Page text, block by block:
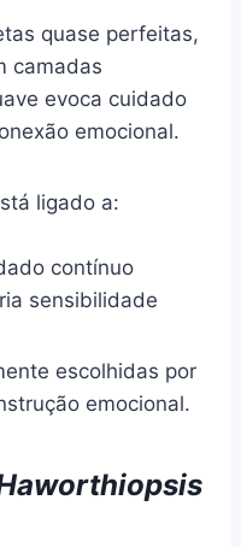
quase perfeitas,
camadas
evoca cuidado
emocional.
ligado a:
contínuo
sensibilidade
escolhidas por
emocional.